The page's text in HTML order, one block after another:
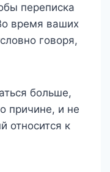
переписка
время ваших
говоря,
больше,
причине, и не
относится к